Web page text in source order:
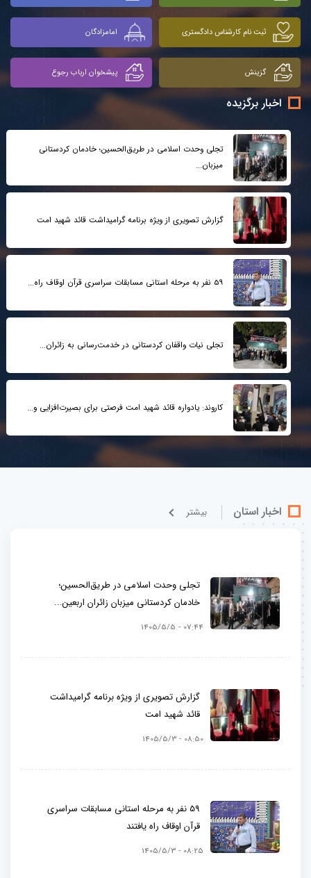
ثبت نام کارشناس دادگستری امامزادگان
گزینش پیشخوان ارباب رجوع
اخبار برگزیده
تجلی وحدت اسلامی در طریق‌الحسین؛ خادمان کردستانی
میزبان...
گزارش تصویری از ویژه برنامه گرامیداشت قائد شهید امت
59 نفر به مرحله استانی مسابقات سراسری قرآن اوقاف راه...
تجلی نیات واقفان کردستانی در خدمت‌رسانی به زائران...
کاروند: یادواره قائد شهید امت فرصتی برای بصیرت‌افزایی و...
اخبار استان بيشتر
تجلی وحدت اسلامی در طریق‌الحسین؛
خادمان کردستانی میزبان زائران اربعین...
07:44 - 1405/5/5
گزارش تصویری از ویژه برنامه گرامیداشت
قائد شهید امت
08:50 - 1405/5/3
59 نفر به مرحله استانی مسابقات سراسری
قرآن اوقاف راه یافتند
08:25 - 1405/5/3